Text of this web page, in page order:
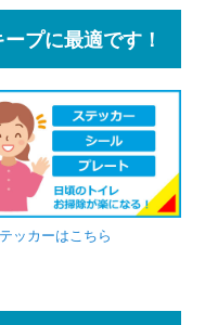
プに最適です！
ッカーはこちら